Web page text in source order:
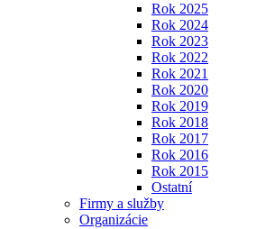
Rok 2025
Rok 2024
Rok 2023
Rok 2022
Rok 2021
Rok 2020
Rok 2019
Rok 2018
Rok 2017
Rok 2016
Rok 2015
Ostatní
Firmy a služby
Organizácie